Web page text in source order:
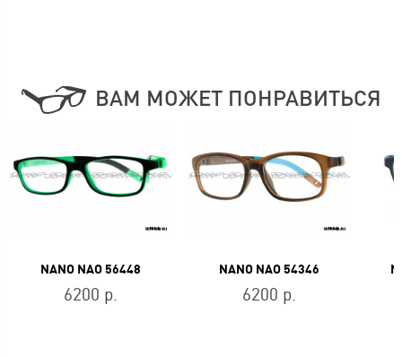
ВАМ МОЖЕТ ПОНРАВИТЬСЯ
NANO NAO 56448
6200 р.
NANO NAO 54346
6200 р.